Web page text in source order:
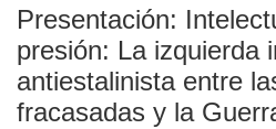
Presentación:
presión: La izquierda
antiestalinista entre
fracasadas y la